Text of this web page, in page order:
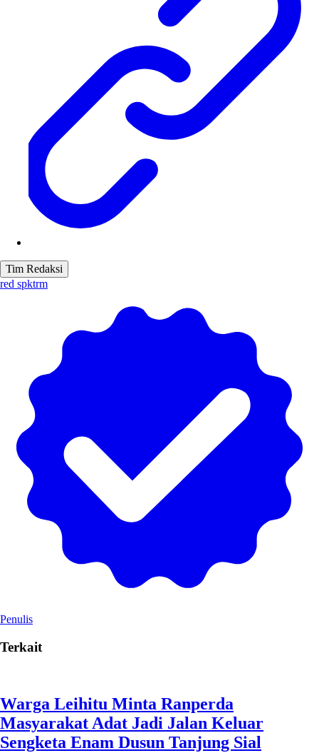
Tim Redaksi
red spktrm
Penulis
Terkait
Warga Leihitu Minta Ranperda
Masyarakat Adat Jadi Jalan Keluar
Sengketa Enam Dusun Tanjung Sial